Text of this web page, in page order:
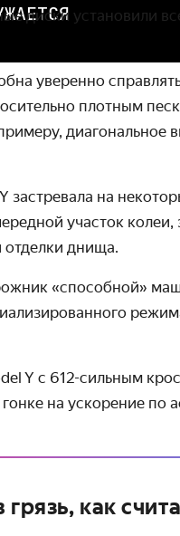
диски установили
уверенно
плотным
диагональ­ное
на
участок колеи,
отделки днища.
«способной»
Y с 612-сильным
на ускорение по
как